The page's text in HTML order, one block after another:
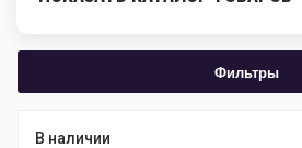
В наличии
Фильтры